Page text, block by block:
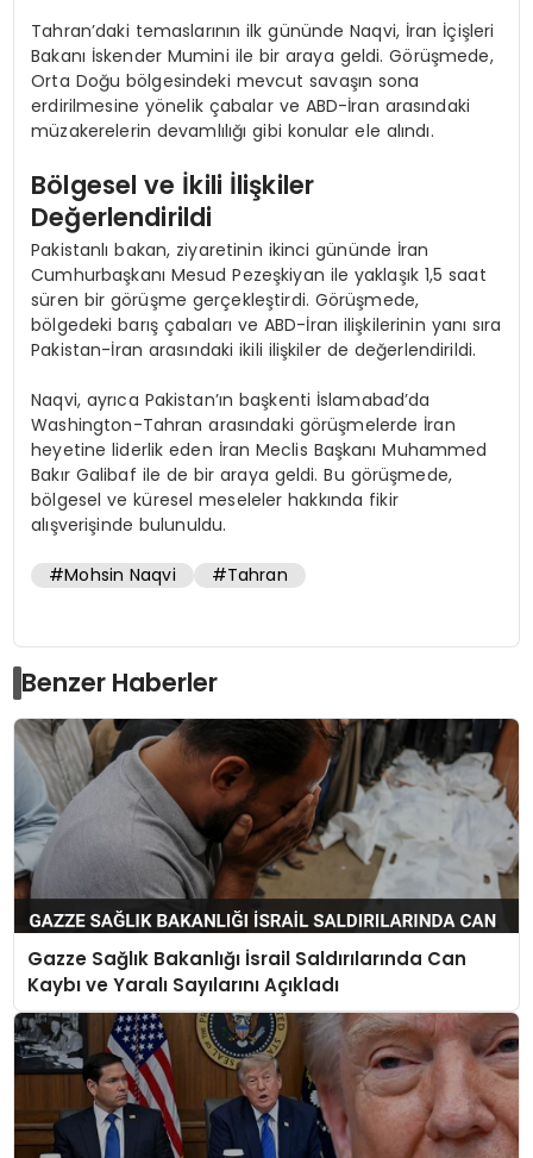
Tahran’daki temaslarının ilk gününde Naqvi, İran İçişleri
Bakanı İskender Mumini ile bir araya geldi. Görüşmede,
Orta Doğu bölgesindeki mevcut savaşın sona
erdirilmesine yönelik çabalar ve ABD-İran arasındaki
müzakerelerin devamlılığı gibi konular ele alındı.
Bölgesel ve İkili İlişkiler
Değerlendirildi
Pakistanlı bakan, ziyaretinin ikinci gününde İran
Cumhurbaşkanı Mesud Pezeşkiyan ile yaklaşık 1,5 saat
süren bir görüşme gerçekleştirdi. Görüşmede,
bölgedeki barış çabaları ve ABD-İran ilişkilerinin yanı sıra
Pakistan-İran arasındaki ikili ilişkiler de değerlendirildi.
Naqvi, ayrıca Pakistan’ın başkenti İslamabad’da
Washington-Tahran arasındaki görüşmelerde İran
heyetine liderlik eden İran Meclis Başkanı Muhammed
Bakır Galibaf ile de bir araya geldi. Bu görüşmede,
bölgesel ve küresel meseleler hakkında fikir
alışverişinde bulunuldu.
#Mohsin Naqvi #Tahran
Benzer Haberler
Gazze Sağlık Bakanlığı İsrail Saldırılarında Can
Kaybı ve Yaralı Sayılarını Açıkladı